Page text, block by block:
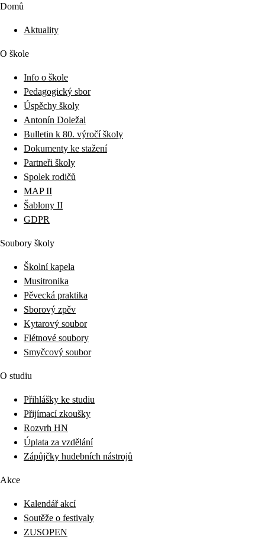
Domů
Aktuality
O škole
Info o škole
Pedagogický sbor
Úspěchy školy
Antonín Doležal
Bulletin k 80. výročí školy
Dokumenty ke stažení
Partneři školy
Spolek rodičů
MAP II
Šablony II
GDPR
Soubory školy
Školní kapela
Musitronika
Pěvecká praktika
Sborový zpěv
Kytarový soubor
Flétnové soubory
Smyčcový soubor
O studiu
Přihlášky ke studiu
Přijímací zkoušky
Rozvrh HN
Úplata za vzdělání
Zápůjčky hudebních nástrojů
Akce
Kalendář akcí
Soutěže o festivaly
ZUSOPEN